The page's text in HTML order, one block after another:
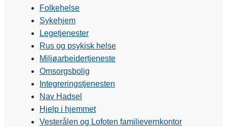
Folkehelse
Sykehjem
Legetjenester
Rus og psykisk helse
Miljøarbeidertjeneste
Omsorgsbolig
Integreringstjenesten
Nav Hadsel
Hjelp i hjemmet
Vesterålen og Lofoten familievernkontor